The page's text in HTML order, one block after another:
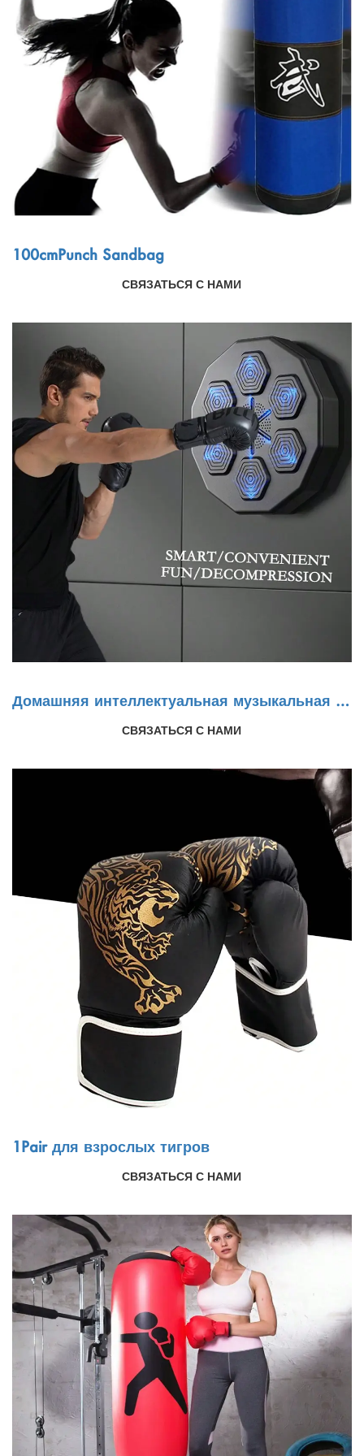
воздухе
Товары для домашних животных
Одежда и макияж
Составить
Новости
Часто задаваемые вопросы
Каталоги
Español
Pусский язык
Português
Polski
日本語
Français
한국어
100cmPunch Sandbag
СВЯЗАТЬСЯ С НАМИ
Домашняя интеллектуальная музыкальная ц
СВЯЗАТЬСЯ С НАМИ
1Pair для взрослых тигров
СВЯЗАТЬСЯ С НАМИ